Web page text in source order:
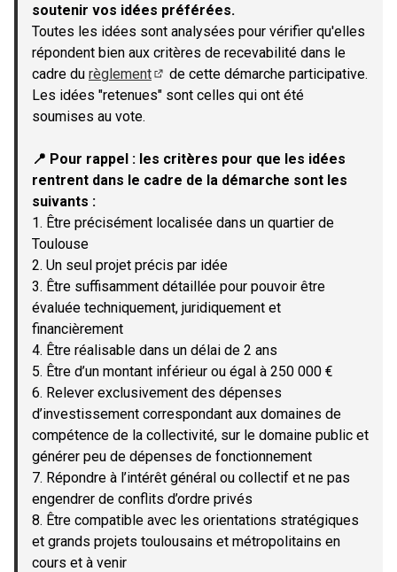
soutenir vos idées préférées.
Toutes les idées sont analysées pour vérifier qu'elles
répondent bien aux critères de recevabilité dans le
cadre du règlement
(Lien externe)
de cette démarche participative.
Les idées "retenues" sont celles qui ont été
soumises au vote.
📍 Pour rappel : les critères pour que les idées
rentrent dans le cadre de la démarche sont les
suivants :
1. Être précisément localisée dans un quartier de
Toulouse
2. Un seul projet précis par idée
3. Être suffisamment détaillée pour pouvoir être
évaluée techniquement, juridiquement et
financièrement
4. Être réalisable dans un délai de 2 ans
5. Être d’un montant inférieur ou égal à 250 000 €
6. Relever exclusivement des dépenses
d’investissement correspondant aux domaines de
compétence de la collectivité, sur le domaine public et
générer peu de dépenses de fonctionnement
7. Répondre à l’intérêt général ou collectif et ne pas
engendrer de conflits d’ordre privés
8. Être compatible avec les orientations stratégiques
et grands projets toulousains et métropolitains en
cours et à venir